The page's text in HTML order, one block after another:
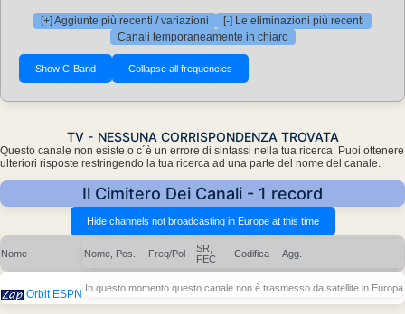
[+] Aggiunte più recenti / variazioni
[-] Le eliminazioni più recenti
Canali temporaneamente in chiaro
TV - NESSUNA CORRISPONDENZA TROVATA
Questo canale non esiste o c´è un errore di sintassi nella tua ricerca. Puoi ottenere
ulteriori risposte restringendo la tua ricerca ad una parte del nome del canale.
Il Cimitero Dei Canali - 1 record
Nome Nome, Pos. Freq/Pol
SR,
FEC
Codifica Agg.
Orbit ESPN In questo momento questo canale non è trasmesso da satellite in Europa